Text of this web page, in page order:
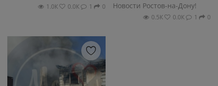
1.0К 0.0К 1 0
Новости Ростов-на-Дону!
0.5К 0.0К 1 0